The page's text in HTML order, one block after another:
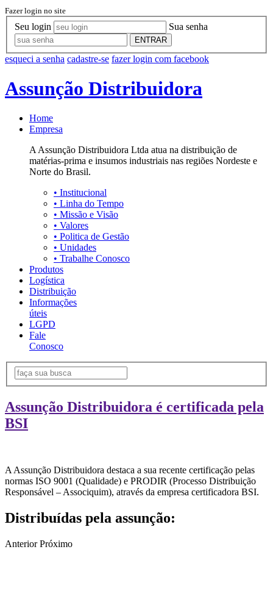
Fazer login no site
Seu login Sua senha
ENTRAR
esqueci a senha cadastre-se fazer login com facebook
Assunção Distribuidora
Home
Empresa
A Assunção Distribuidora Ltda atua na distribuição de
matérias-prima e insumos industriais nas regiões Nordeste e
Norte do Brasil.
• Institucional
• Linha do Tempo
• Missão e Visão
• Valores
• Politica de Gestão
• Unidades
• Trabalhe Conosco
Produtos
Logística
Distribuição
Informações
úteis
LGPD
Fale
Conosco
Assunção Distribuidora é certificada pela
BSI
A Assunção Distribuidora destaca a sua recente certificação pelas
normas ISO 9001 (Qualidade) e PRODIR (Processo Distribuição
Responsável – Associquim), através da empresa certificadora BSI.
Distribuídas pela assunção:
Anterior Próximo